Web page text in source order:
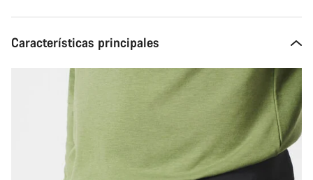
Características principales